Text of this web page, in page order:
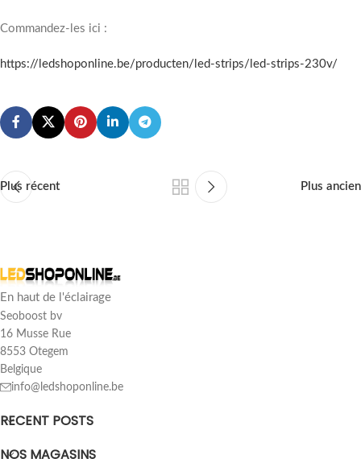
Commandez-les ici :
https://ledshoponline.be/producten/led-strips/led-strips-230v/
Plus récent Plus ancien
En haut de l'éclairage
Seoboost bv
16 Musse Rue
8553 Otegem
Belgique
info@ledshoponline.be
RECENT POSTS
NOS MAGASINS